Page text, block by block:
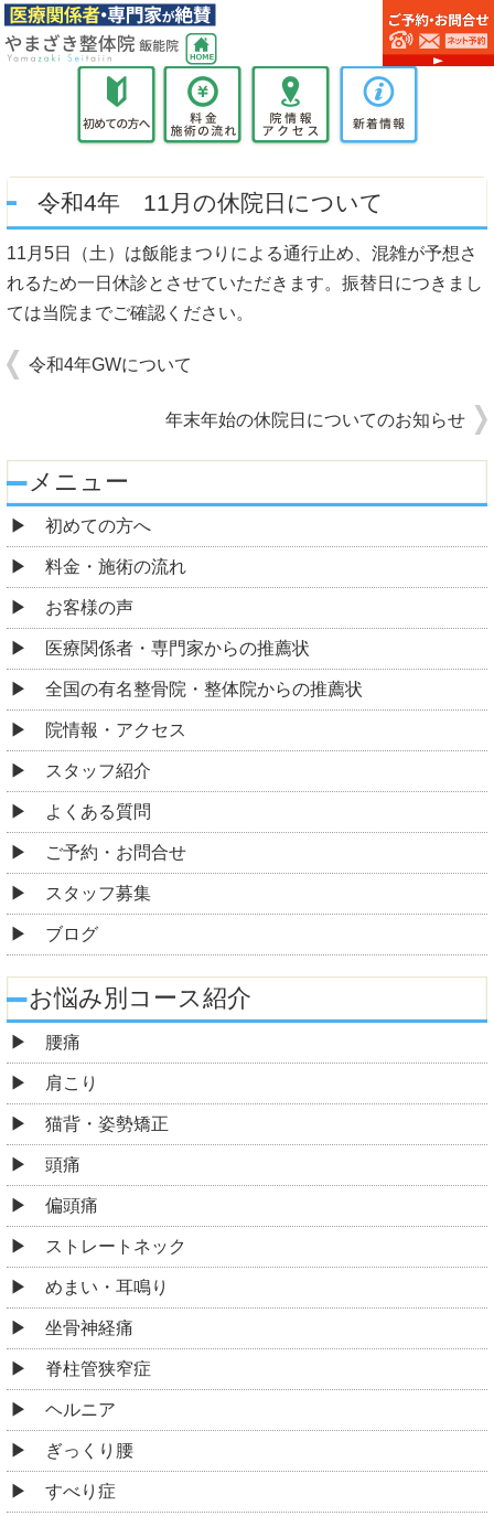
令和4年 11月の休院日について
11月5日（土）は飯能まつりによる通行止め、混雑が予想さ
れるため一日休診とさせていただきます。振替日につきまし
ては当院までご確認ください。
令和4年GWについて
年末年始の休院日についてのお知らせ
メニュー
初めての方へ
料金・施術の流れ
お客様の声
医療関係者・専門家からの推薦状
全国の有名整骨院・整体院からの推薦状
院情報・アクセス
スタッフ紹介
よくある質問
ご予約・お問合せ
スタッフ募集
ブログ
お悩み別コース紹介
腰痛
肩こり
猫背・姿勢矯正
頭痛
偏頭痛
ストレートネック
めまい・耳鳴り
坐骨神経痛
脊柱管狭窄症
ヘルニア
ぎっくり腰
すべり症